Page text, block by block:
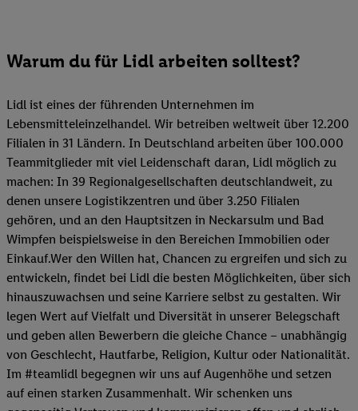
Warum du für Lidl arbeiten solltest?
Lidl ist eines der führenden Unternehmen im
Lebensmitteleinzelhandel. Wir betreiben weltweit über 12.200
Filialen in 31 Ländern. In Deutschland arbeiten über 100.000
Teammitglieder mit viel Leidenschaft daran, Lidl möglich zu
machen: In 39 Regionalgesellschaften deutschlandweit, zu
denen unsere Logistikzentren und über 3.250 Filialen
gehören, und an den Hauptsitzen in Neckarsulm und Bad
Wimpfen beispielsweise in den Bereichen Immobilien oder
Einkauf.Wer den Willen hat, Chancen zu ergreifen und sich zu
entwickeln, findet bei Lidl die besten Möglichkeiten, über sich
hinauszuwachsen und seine Karriere selbst zu gestalten. Wir
legen Wert auf Vielfalt und Diversität in unserer Belegschaft
und geben allen Bewerbern die gleiche Chance – unabhängig
von Geschlecht, Hautfarbe, Religion, Kultur oder Nationalität.
Im #teamlidl begegnen wir uns auf Augenhöhe und setzen
auf einen starken Zusammenhalt. Wir schenken uns